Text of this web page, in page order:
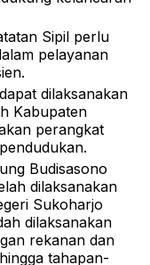
Sipil perlu
pelayanan
dilaksanakan
Kabupaten
perangkat
Budisasono
dilaksanakan
Sukoharjo
dilaksanakan
rekanan dan
tahapan-